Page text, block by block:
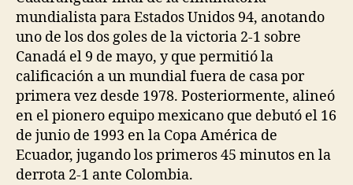
mundialista para Estados Unidos 94, anotando
uno de los dos goles de la victoria 2-1 sobre
Canadá el 9 de mayo, y que permitió la
calificación a un mundial fuera de casa por
primera vez desde 1978. Posteriormente, alineó
en el pionero equipo mexicano que debutó el 16
de junio de 1993 en la Copa América de
Ecuador, jugando los primeros 45 minutos en la
derrota 2-1 ante Colombia.